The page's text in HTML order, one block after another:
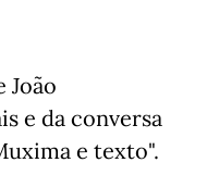
João
e da conversa
e texto".